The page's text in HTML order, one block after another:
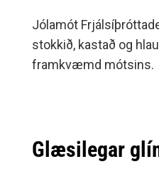
Jólamót
stokkið, kastað og
framkvæmd mótsins.
Glæsilegar